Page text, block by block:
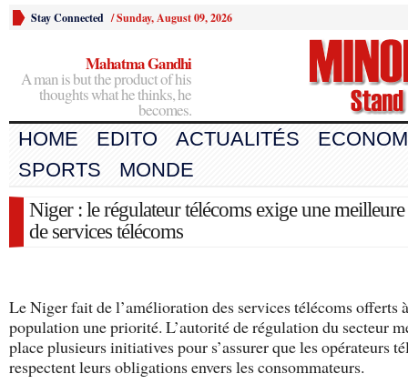
Stay Connected /Sunday, August 09, 2026
Mahatma Gandhi
A man is but the product of his
thoughts what he thinks, he
becomes.
HOME EDITO ACTUALITÉS
SPORTS
MONDE
Niger : le régulateur télécoms exige une
de services télécoms
Le Niger fait de l’amélioration des services télécoms offerts
population une priorité. L’autorité de régulation du secteur
place plusieurs initiatives pour s’assurer que les opérateurs
respectent leurs obligations envers les consommateurs.